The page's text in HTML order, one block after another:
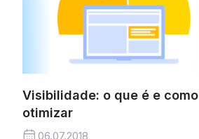
Visibilidade: o que é e como
otimizar
06.07.2018